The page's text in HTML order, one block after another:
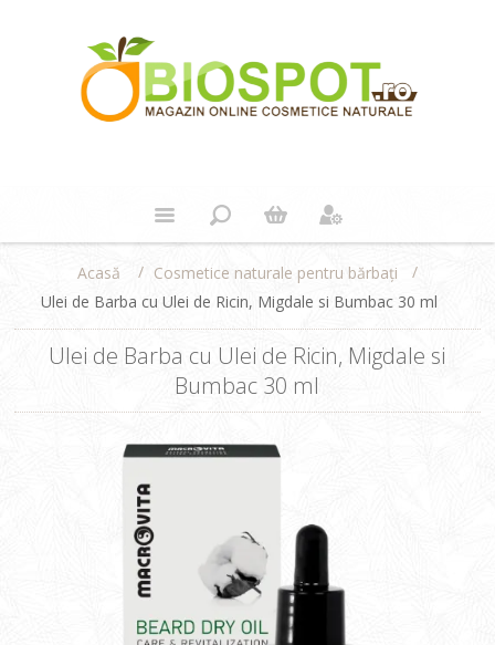
Acasă / Cosmetice naturale pentru bărbați
/
Ulei de Barba cu Ulei de Ricin, Migdale si Bumbac 30 ml
Ulei de Barba cu Ulei de Ricin, Migdale si
Bumbac 30 ml